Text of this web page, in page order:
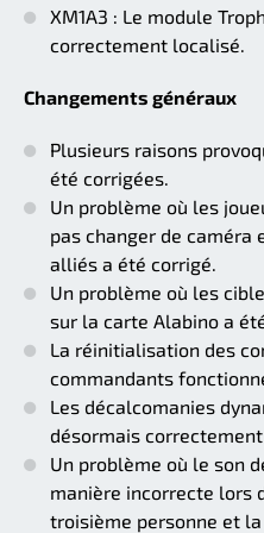
XM1A3 : Le module
correctement localisé.
Changements généraux
Plusieurs raisons
été corrigées.
Un problème où les
pas changer de
alliés a été corrigé.
Un problème où les
sur la carte Alabino a
La réinitialisation des
commandants
Les décalcomanies
désormais
Un problème où le son
manière incorrecte lors
troisième personne et